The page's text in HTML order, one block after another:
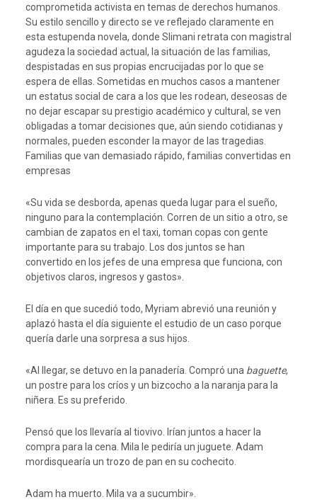
comprometida activista en temas de derechos humanos.
Su estilo sencillo y directo se ve reflejado claramente en
esta estupenda novela, donde Slimani retrata con magistral
agudeza la sociedad actual, la situación de las familias,
despistadas en sus propias encrucijadas por lo que se
espera de ellas. Sometidas en muchos casos a mantener
un estatus social de cara a los que les rodean, deseosas de
no dejar escapar su prestigio académico y cultural, se ven
obligadas a tomar decisiones que, aún siendo cotidianas y
normales, pueden esconder la mayor de las tragedias.
Familias que van demasiado rápido, familias convertidas en
empresas
«Su vida se desborda, apenas queda lugar para el sueño,
ninguno para la contemplación. Corren de un sitio a otro, se
cambian de zapatos en el taxi, toman copas con gente
importante para su trabajo. Los dos juntos se han
convertido en los jefes de una empresa que funciona, con
objetivos claros, ingresos y gastos».
El día en que sucedió todo, Myriam abrevió una reunión y
aplazó hasta el día siguiente el estudio de un caso porque
quería darle una sorpresa a sus hijos.
«Al llegar, se detuvo en la panadería. Compró una baguette,
un postre para los críos y un bizcocho a la naranja para la
niñera. Es su preferido.
Pensó que los llevaría al tiovivo. Irían juntos a hacer la
compra para la cena. Mila le pediría un juguete. Adam
mordisquearía un trozo de pan en su cochecito.
Adam ha muerto. Mila va a sucumbir».